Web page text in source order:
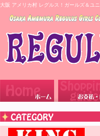
大阪 アメリカ村 レグルス！ガールズ＆ユ